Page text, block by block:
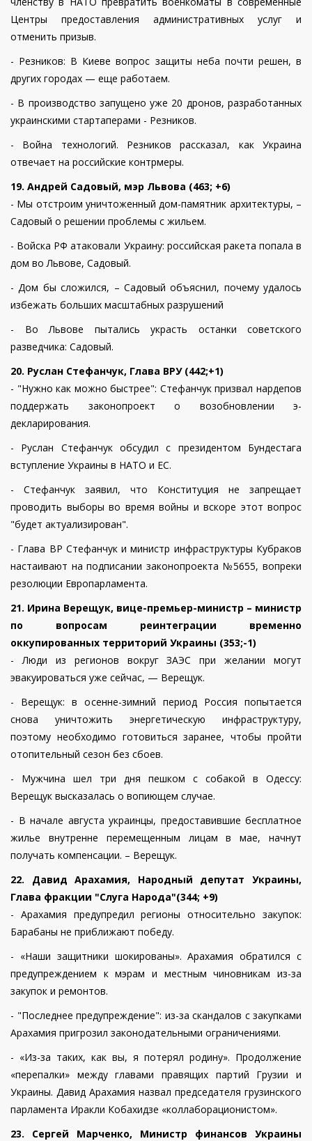
Центры предоставления административных услуг и
отменить призыв.
- Резников: В Киеве вопрос защиты неба почти решен, в
других городах — еще работаем.
- В производство запущено уже 20 дронов, разработанных
украинскими стартаперами - Резников.
- Война технологий. Резников рассказал, как Украина
отвечает на российские контрмеры.
19. Андрей Садовый, мэр Львова (463; +6)
- Мы отстроим уничтоженный дом-памятник архитектуры, –
Садовый о решении проблемы с жильем.
- Войска РФ атаковали Украину: российская ракета попала в
дом во Львове, Садовый.
- Дом бы сложился, – Садовый объяснил, почему удалось
избежать больших масштабных разрушений
- Во Львове пытались украсть останки советского
разведчика: Садовый.
20. Руслан Стефанчук, Глава ВРУ (442;+1)
- "Нужно как можно быстрее": Стефанчук призвал нардепов
поддержать законопроект о возобновлении э-
декларирования.
- Руслан Стефанчук обсудил с президентом Бундестага
вступление Украины в НАТО и ЕС.
- Стефанчук заявил, что Конституция не запрещает
проводить выборы во время войны и вскоре этот вопрос
"будет актуализирован".
- Глава ВР Стефанчук и министр инфраструктуры Кубраков
настаивают на подписании законопроекта №5655, вопреки
резолюции Европарламента.
21. Ирина Верещук, вице-премьер-министр – министр
по вопросам реинтеграции временно
оккупированных территорий Украины (353;-1)
- Люди из регионов вокруг ЗАЭС при желании могут
эвакуироваться уже сейчас, — Верещук.
- Верещук: в осенне-зимний период Россия попытается
снова уничтожить энергетическую инфраструктуру,
поэтому необходимо готовиться заранее, чтобы пройти
отопительный сезон без сбоев.
- Мужчина шел три дня пешком с собакой в Одессу:
Верещук высказалась о вопиющем случае.
- В начале августа украинцы, предоставившие бесплатное
жилье внутренне перемещенным лицам в мае, начнут
получать компенсации. – Верещук.
22. Давид Арахамия, Народный депутат Украины,
Глава фракции "Слуга Народа"(344; +9)
- Арахамия предупредил регионы относительно закупок:
Барабаны не приближают победу.
- «Наши защитники шокированы». Арахамия обратился с
предупреждением к мэрам и местным чиновникам из-за
закупок и ремонтов.
- "Последнее предупреждение": из-за скандалов с закупками
Арахамия пригрозил законодательными ограничениями.
- «Из-за таких, как вы, я потерял родину». Продолжение
«перепалки» между главами правящих партий Грузии и
Украины. Давид Арахамия назвал председателя грузинского
парламента Иракли Кобахидзе «коллаборационистом».
23. Сергей Марченко, Министр финансов Украины